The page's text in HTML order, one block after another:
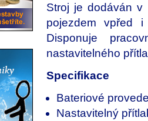
Stroj je dodáván v
pojezdem vpřed
Disponuje
nastavitelného
Specifikace
Bateriové
Nastavitelný